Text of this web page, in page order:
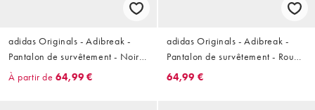
adidas Originals - Adibreak -
Pantalon de survêtement - Noir
et blanc
À partir de 64,99 €
adidas Originals - Adibreak -
Pantalon de survêtement - Rouge
et blanc
64,99 €